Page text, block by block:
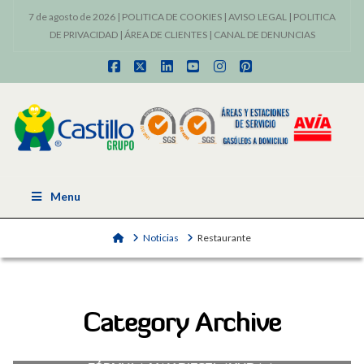
7 de agosto de 2026 | POLITICA DE COOKIES | AVISO LEGAL | POLITICA
DE PRIVACIDAD| ÁREA DE CLIENTES| CANAL DE DENUNCIAS
Facebook
X LinkedInYouTubeInstagram
Pinterest
Menu
HomeNoticias Restaurante
Category Archive